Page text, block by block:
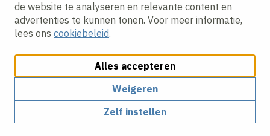
de website te analyseren en relevante content en
advertenties te kunnen tonen. Voor meer informatie,
lees ons cookiebeleid.
Alles accepteren
Weigeren
Zelf instellen
Cookies aanpassenCookie beleidPrivacy policy
Algemene inkoopvoorwaarden